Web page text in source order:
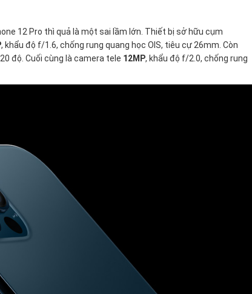
12 Pro thì quả là một sai lầm lớn. Thiết bị sở hữu cụm
, khẩu độ f/1.6, chống rung quang học OIS, tiêu cự 26mm. Còn
độ. Cuối cùng là camera tele 12MP, khẩu độ f/2.0, chống rung